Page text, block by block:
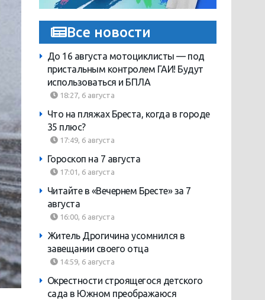
Все новости
До 16 августа мотоциклисты — под
пристальным контролем ГАИ! Будут
использоваться и БПЛА
18:27, 6 августа
Что на пляжах Бреста, когда в городе
35 плюс?
17:49, 6 августа
Гороскоп на 7 августа
17:01, 6 августа
Читайте в «Вечернем Бресте» за 7
августа
16:00, 6 августа
Житель Дрогичина усомнился в
завещании своего отца
14:59, 6 августа
Окрестности строящегося детского
сада в Южном преображаюся